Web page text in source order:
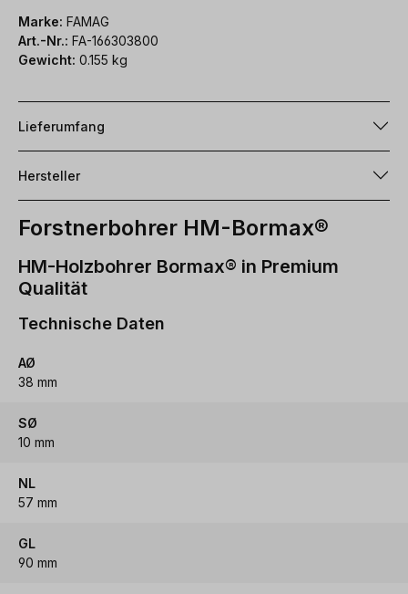
Marke: FAMAG
Art.-Nr.: FA-166303800
Gewicht: 0.155 kg
Lieferumfang
Hersteller
Forstnerbohrer HM-Bormax®
HM-Holzbohrer Bormax® in Premium
Qualität
Technische Daten
AØ
38 mm
SØ
10 mm
NL
57 mm
GL
90 mm